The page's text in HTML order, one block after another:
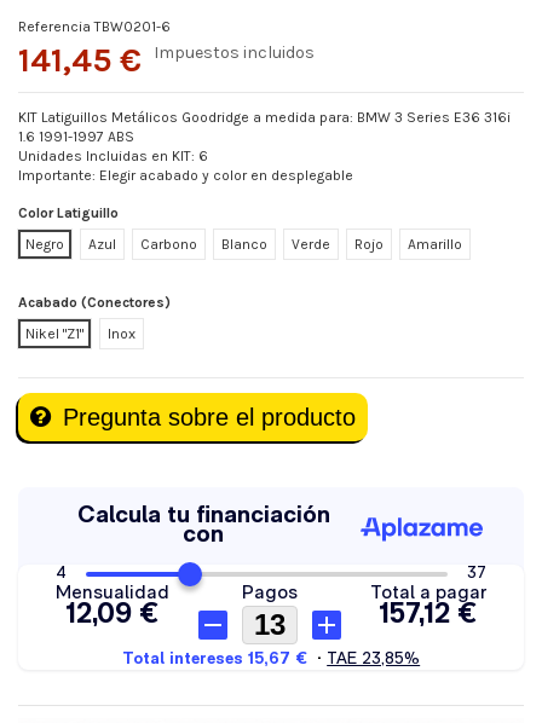
Referencia TBW0201-6
141,45 € Impuestos incluidos
KIT Latiguillos Metálicos Goodridge a medida para: BMW 3 Series E36 316i
1.6 1991-1997 ABS
Unidades Incluidas en KIT: 6
Importante: Elegir acabado y color en desplegable
Color Latiguillo
Negro
Azul Carbono Blanco Verde Rojo Amarillo
Acabado (Conectores)
Nikel "Z1"
Inox
Pregunta sobre el producto